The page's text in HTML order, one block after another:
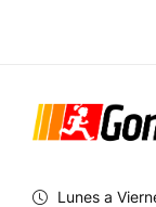
Lunes a